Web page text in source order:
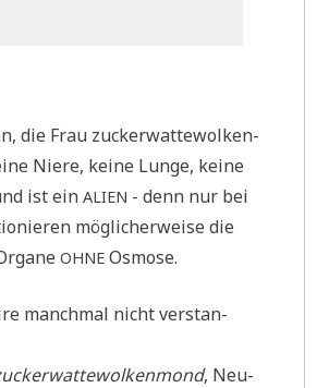
die Frau zucker­wat­te­wol­ken­
Nie­re, kei­ne Lun­ge, kei­ne
ist einALIEN - denn nur bei
mög­li­cher­wei­se die
OHNE Osmose.
manch­mal nicht ver­stan­
, Neu­